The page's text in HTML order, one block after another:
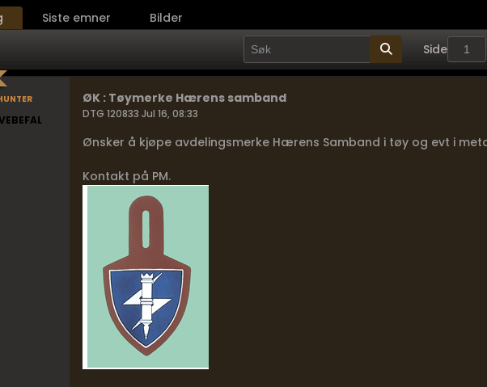
Siste emner
Bilder
Side
ØK : Tøymerke Hærens samband
DTG 120833 Jul 16, 08:33
Ønsker å kjøpe avdelingsmerke Hærens Samband i tøy og evt i
Kontakt på PM.